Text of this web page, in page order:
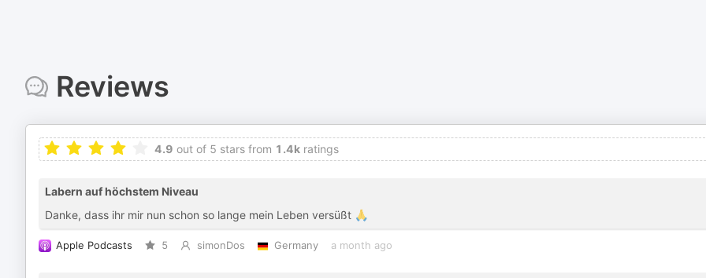
Reviews
4.9 out of 5 stars from 1.4k ratings
Labern auf höchstem Niveau
Danke, dass ihr mir nun schon so lange mein Leben versüßt 🙏
Apple Podcasts 5 simonDos Germany a month ago